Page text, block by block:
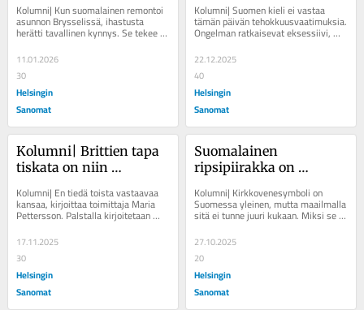
pelastaa huomaamaton
keksintö: kynnys
Kolumni| Kun suomalainen remontoi
asunnon Brysselissä, ihastusta
herätti tavallinen kynnys. Se tekee
elämästä lämpimämmän, kirjoittaa
Maria...
11.01.2026
30
Helsingin
Sanomat
Kolumni| Suomen kieli ei vastaa
tämän päivän tehokkuusvaatimuksia.
Ongelman ratkaisevat eksessiivi,
miratiivi ja muinainen genetiivi.
Kirjoittaja...
22.12.2025
40
Helsingin
Sanomat
Kolumni| Brittien tapa
tiskata on niin
astiat itse
Kolumni| En tiedä toista vastaavaa
kansaa, kirjoittaa toimittaja Maria
Pettersson. Palstalla kirjoitetaan
arjesta ja sen ilmiöistä eri puolilla...
17.11.2025
30
Helsingin
Sanomat
Suomalainen
ripsipiirakka on
Kolumni| Kirkkovenesymboli on
Suomessa yleinen, mutta maailmalla
sitä ei tunne juuri kukaan. Miksi se
on juuri meillä niin suosittu?
Kirjoittaja on...
27.10.2025
20
Helsingin
Sanomat